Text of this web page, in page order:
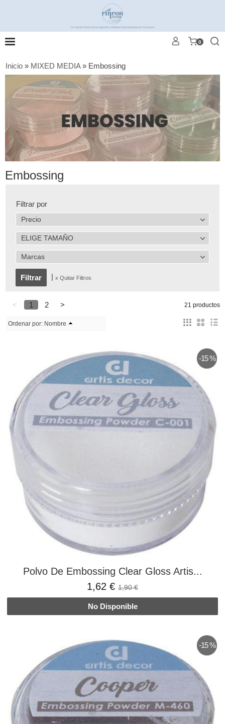
0
Inicio » MIXED MEDIA» Embossing
Embossing
Filtrar por
Precio
ELIGE TAMAÑO
Marcas
x Quitar Filtros
< 1 2 > 21 productos
Ordenar por: Nombre
-15 %
Polvo De Embossing Clear Gloss Artis...
1,62 € 1,90 €
No Disponible
-15 %